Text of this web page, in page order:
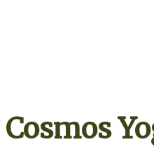
Cosmos